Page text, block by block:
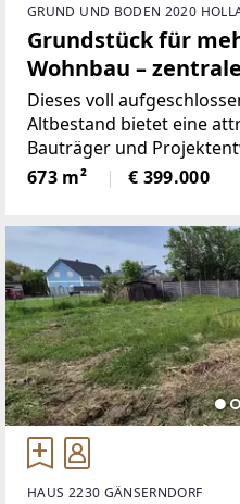
GRUND UND BODEN 2020
Grundstück für
Wohnbau –
ca. 1.170m²
Dieses voll
Altbestand bietet eine
Bauträger und
Liegenschaft liegt bereits
Projektstudie mit rund
673 m² € 399.000
HAUS 2230 GÄNSERNDORF